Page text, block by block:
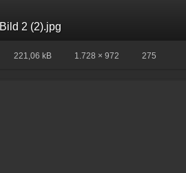
Bild 2 (2).jpg
221,06 kB 1.728 × 972 275